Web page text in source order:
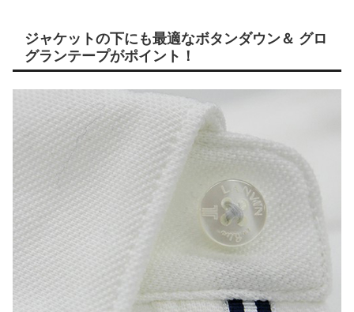
ジャケットの下にも最適なボタンダウン＆ グロ
グランテープがポイント！